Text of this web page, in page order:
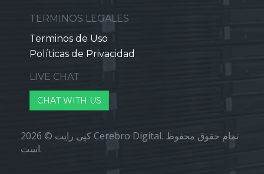
TERMINOS LEGALES
Terminos de Uso
Políticas de Privacidad
LIVE CHAT
CHAT WITH US
کپی رایت © 2026 Cerebro Digital. تمام حقوق محفوظ
است.